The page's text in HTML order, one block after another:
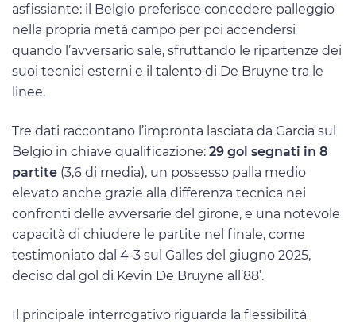
asfissiante: il Belgio preferisce concedere palleggio
nella propria metà campo per poi accendersi
quando l’avversario sale, sfruttando le ripartenze dei
suoi tecnici esterni e il talento di De Bruyne tra le
linee.
Tre dati raccontano l’impronta lasciata da Garcia sul
Belgio in chiave qualificazione: 29 gol segnati in 8
partite (3,6 di media), un possesso palla medio
elevato anche grazie alla differenza tecnica nei
confronti delle avversarie del girone, e una notevole
capacità di chiudere le partite nel finale, come
testimoniato dal 4-3 sul Galles del giugno 2025,
deciso dal gol di Kevin De Bruyne all’88’.
Il principale interrogativo riguarda la flessibilità